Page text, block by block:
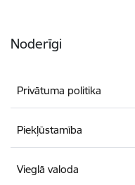
Noderīgi
Privātuma politika
Piekļūstamība
Vieglā valoda